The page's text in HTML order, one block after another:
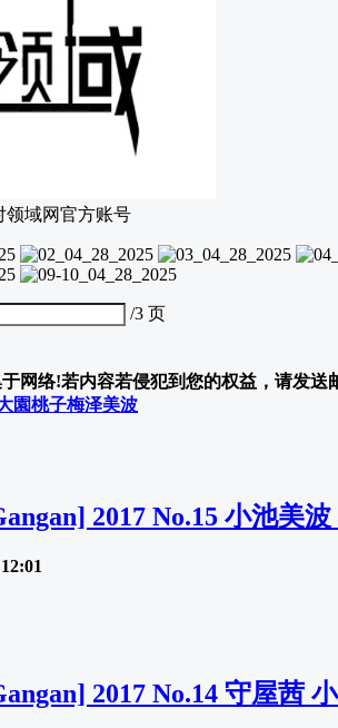
领域网官方账号
/3 页
网络!若内容若侵犯到您的权益，请发送
園桃子梅泽美波
2017 No.15 小池美
2017 No.14 守屋茜